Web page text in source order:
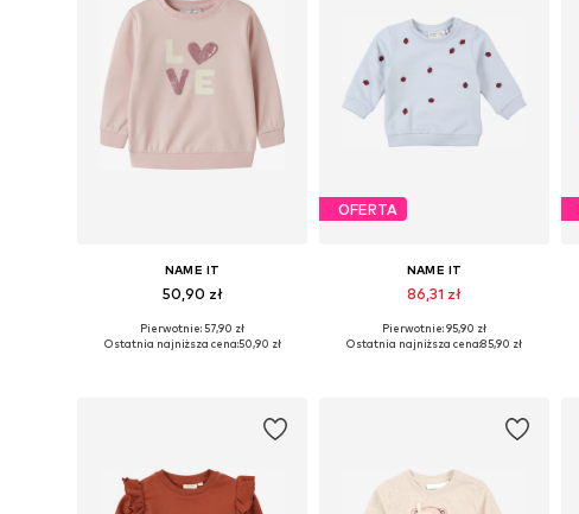
NAME IT
50,90 zł
Pierwotnie: 57,90 zł
Ostatnia najniższa cena:50,90 zł
OFERTA
NAME IT
86,31 zł
Dostępne w różnych rozmiarach
Pierwotnie: 95,90 zł
Ostatnia najniższa cena:85,90 zł